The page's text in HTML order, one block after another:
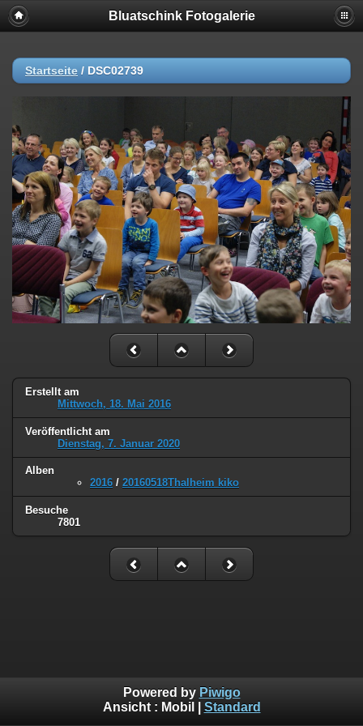
Bluatschink Fotogalerie
Startseite / DSC02739
Erstellt am
Mittwoch, 18. Mai 2016
Veröffentlicht am
Dienstag, 7. Januar 2020
Alben
2016 / 20160518Thalheim kiko
Besuche
7801
Powered by Piwigo
Ansicht : Mobil Standard